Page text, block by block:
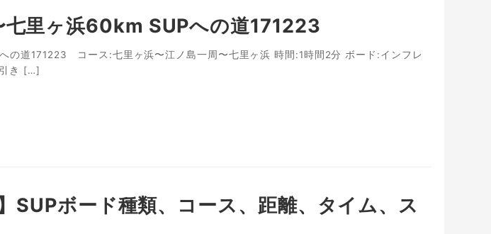
七里ヶ浜60km SUPへの道171223
の道171223 コース:七里ヶ浜〜江ノ島一周〜七里ヶ浜 時間:1時間2分 ボード:インフレ
き […]
SUPボード種類、コース、距離、タイム、ス